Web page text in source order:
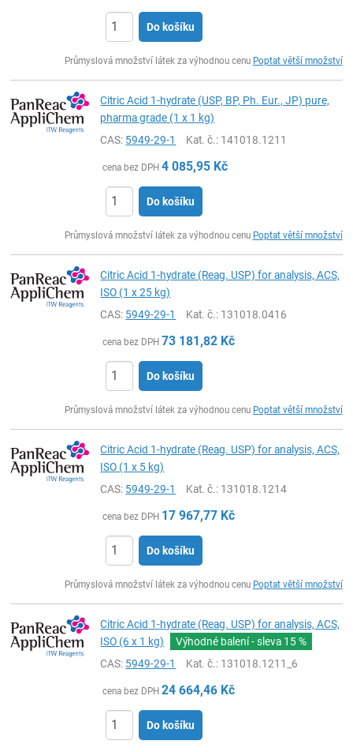
Do košíku
Průmyslová množství látek za výhodnou cenu Poptat větší množství
Citric Acid 1-hydrate (USP, BP, Ph. Eur., JP) pure,
pharma grade (1 x 1 kg)
CAS: 5949-29-1 Kat. č.: 141018.1211
cena bez DPH 4 085,95 Kč
Do košíku
Průmyslová množství látek za výhodnou cenu Poptat větší množství
Citric Acid 1-hydrate (Reag. USP) for analysis, ACS,
ISO (1 x 25 kg)
CAS: 5949-29-1 Kat. č.: 131018.0416
cena bez DPH 73 181,82 Kč
Do košíku
Průmyslová množství látek za výhodnou cenu Poptat větší množství
Citric Acid 1-hydrate (Reag. USP) for analysis, ACS,
ISO (1 x 5 kg)
CAS: 5949-29-1 Kat. č.: 131018.1214
cena bez DPH 17 967,77 Kč
Do košíku
Průmyslová množství látek za výhodnou cenu Poptat větší množství
Citric Acid 1-hydrate (Reag. USP) for analysis, ACS,
ISO (6 x 1 kg)
Výhodné balení - sleva 15 %
CAS: 5949-29-1 Kat. č.: 131018.1211_6
cena bez DPH 24 664,46 Kč
Do košíku